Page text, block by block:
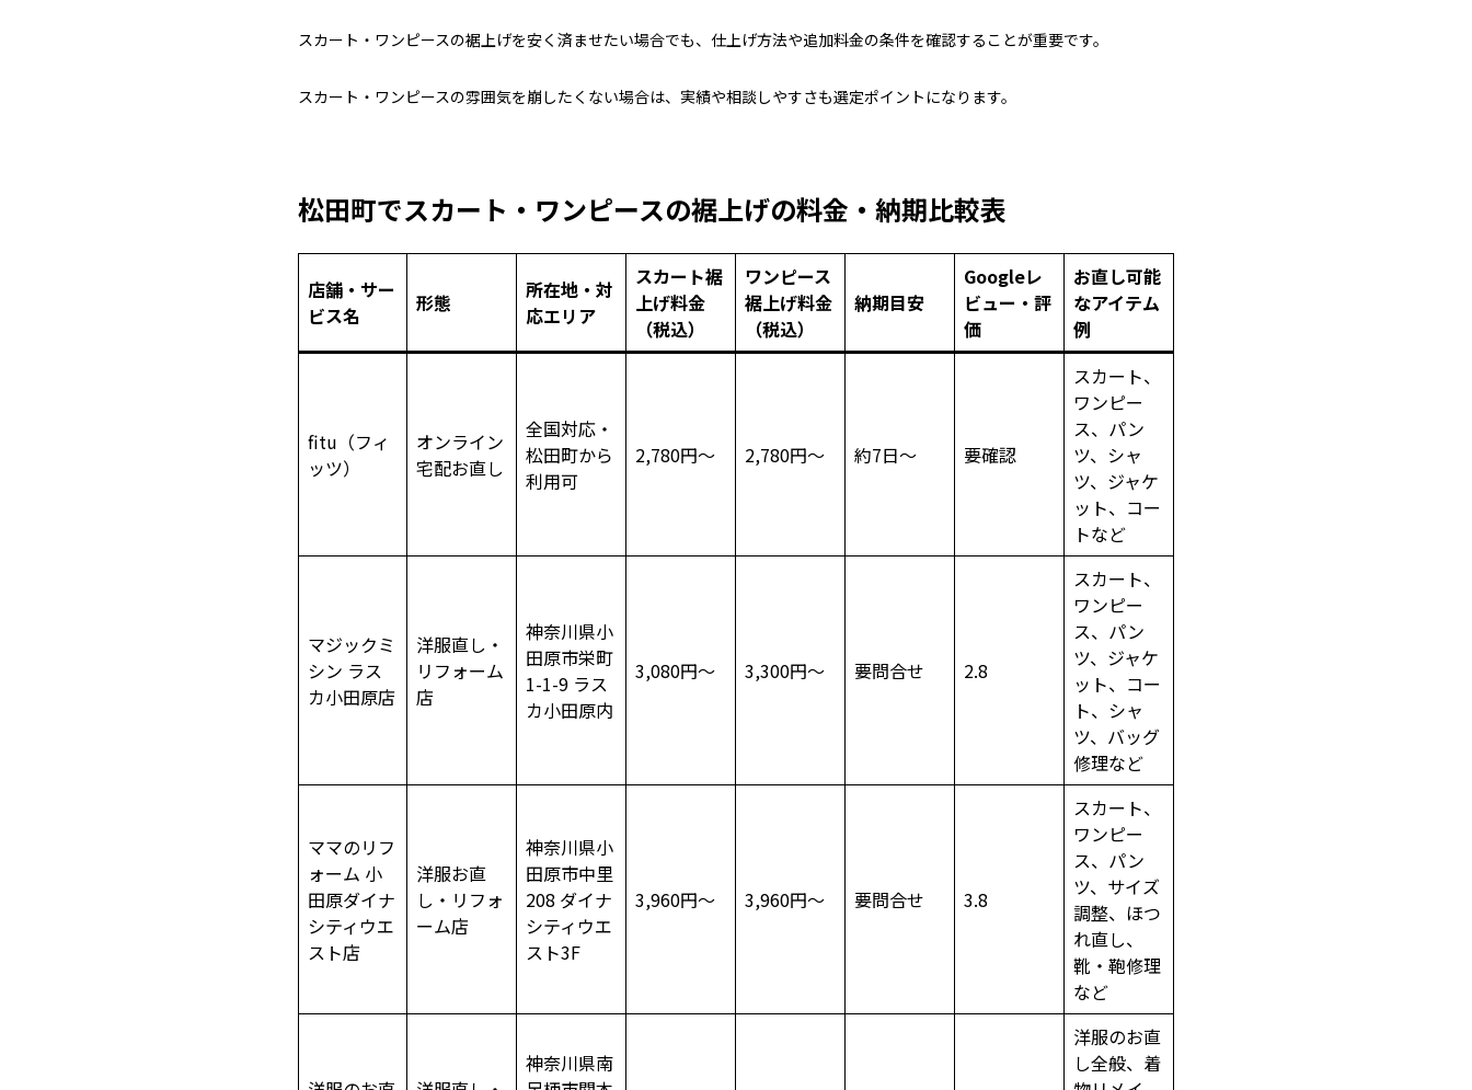
スカート・ワンピースの裾上げを安く済ませたい場合でも、仕上げ方法や追加料金の条件を確認することが重要です。
スカート・ワンピースの雰囲気を崩したくない場合は、実績や相談しやすさも選定ポイントになります。
松田町でスカート・ワンピースの裾上げの料金・納期比較表
店舗・サー
ビス名
形態
所在地・対
応エリア
スカート裾
上げ料金
（税込）
ワンピース
裾上げ料金
（税込）
納期目安
Googleレ
ビュー・評
価
お直し可能
なアイテム
例
fitu（フィ
ッツ）
オンライン
宅配お直し
全国対応・
松田町から
利用可
2,780円～ 2,780円～ 約7日～ 要確認
スカート、
ワンピー
ス、パン
ツ、シャ
ツ、ジャケ
ット、コー
トなど
マジックミ
シン ラス
カ小田原店
洋服直し・
リフォーム
店
神奈川県小
田原市栄町
1-1-9 ラス
カ小田原内
3,080円～ 3,300円～ 要問合せ 2.8
スカート、
ワンピー
ス、パン
ツ、ジャケ
ット、コー
ト、シャ
ツ、バッグ
修理など
ママのリフ
ォーム 小
田原ダイナ
シティウエ
スト店
洋服お直
し・リフォ
ーム店
神奈川県小
田原市中里
208 ダイナ
シティウエ
スト3F
3,960円～ 3,960円～ 要問合せ 3.8
スカート、
ワンピー
ス、パン
ツ、サイズ
調整、ほつ
れ直し、
靴・鞄修理
など
神奈川県南
洋服のお直
し全般、着